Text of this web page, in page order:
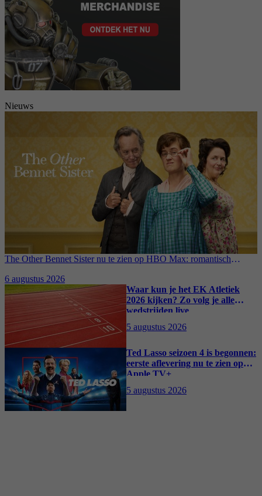
Nieuws
The Other Bennet Sister nu te zien op HBO Max: romantisch
6 augustus 2026
Waar kun je het EK Atletiek
2026 kijken? Zo volg je alle
wedstrijden live
5 augustus 2026
Ted Lasso seizoen 4 is begonnen:
eerste aflevering nu te zien op
Apple TV+
5 augustus 2026